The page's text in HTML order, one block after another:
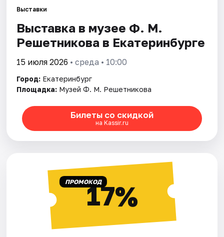
Города
Площадки
Рейтинги
Выставки
Выставка в музее Ф. М.
Решетникова в Екатеринбурге
15 июля 2026 • среда • 10:00
Город: Екатеринбург
Площадка: Музей Ф. М. Решетникова
Билеты со скидкой
на Kassir.ru
ПРОМОКОД17%